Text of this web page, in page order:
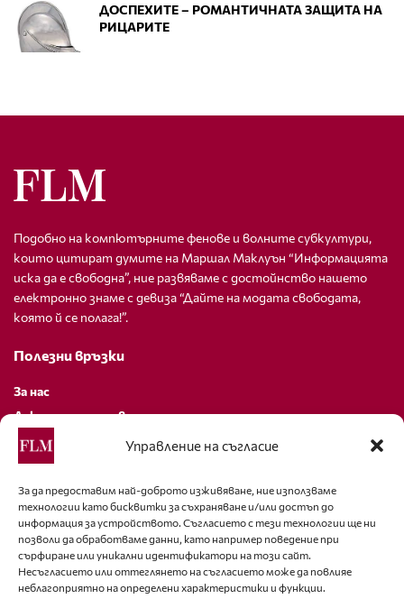
Управление на съгласие
За да предоставим най-доброто изживяване, ние използваме
технологии като бисквитки за съхраняване и/или достъп до
информация за устройството. Съгласието с тези технологии ще ни
позволи да обработваме данни, като например поведение при
сърфиране или уникални идентификатори на този сайт.
Несъгласието или оттеглянето на съгласието може да повлияе
неблагоприятно на определени характеристики и функции.
ДОСПЕХИТЕ – РОМАНТИЧНАТА ЗАЩИТА НА
РИЦАРИТЕ
Подобно на компютърните фенове и волните субкултури,
които цитират думите на Маршал Маклуън “Информацията
иска да е свободна”, ние развяваме с достойнство нашето
електронно знаме с девиза “Дайте на модата свободата,
която й се полага!”.
Полезни връзки
За нас
Декларация за поверителност
Политика за бисквитки
За контакти
editor@fashion-lifestyle.net
+359 88 227 33 47
Последвайте ни